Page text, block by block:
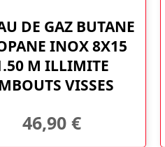
DE GAZ BUTANE
INOX 8X15
M ILLIMITE
VISSES
46,90 €